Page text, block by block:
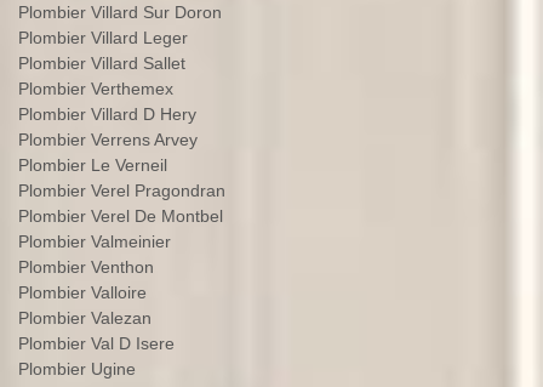
Plombier Villard Sur Doron
Plombier Villard Leger
Plombier Villard Sallet
Plombier Verthemex
Plombier Villard D Hery
Plombier Verrens Arvey
Plombier Le Verneil
Plombier Verel Pragondran
Plombier Verel De Montbel
Plombier Valmeinier
Plombier Venthon
Plombier Valloire
Plombier Valezan
Plombier Val D Isere
Plombier Ugine